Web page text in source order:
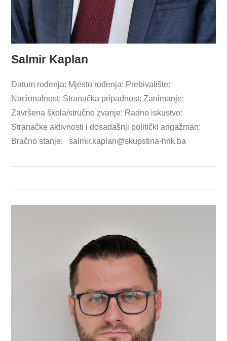
Salmir Kaplan
Datum rođenja: Mjesto rođenja: Prebivalište:
Nacionalnost: Stranačka pripadnost: Zanimanje:
Završena škola/stručno zvanje: Radno iskustvo:
Stranačke aktivnosti i dosadašnji politički angažman:
Bračno stanje:salmir.kaplan@skupstina-hnk.ba